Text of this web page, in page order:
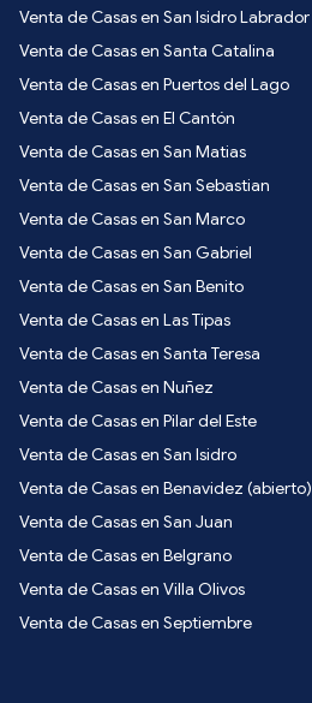
Venta de Casas en San Isidro Labrador
Venta de Casas en Santa Catalina
Venta de Casas en Puertos del Lago
Venta de Casas en El Cantón
Venta de Casas en San Matias
Venta de Casas en San Sebastian
Venta de Casas en San Marco
Venta de Casas en San Gabriel
Venta de Casas en San Benito
Venta de Casas en Las Tipas
Venta de Casas en Santa Teresa
Venta de Casas en Nuñez
Venta de Casas en Pilar del Este
Venta de Casas en San Isidro
Venta de Casas en Benavidez (abierto)
Venta de Casas en San Juan
Venta de Casas en Belgrano
Venta de Casas en Villa Olivos
Venta de Casas en Septiembre